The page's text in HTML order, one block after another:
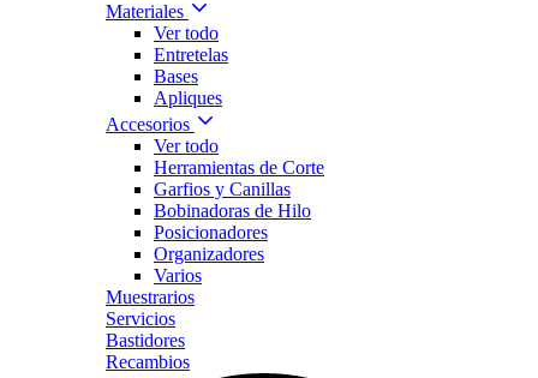
Materiales
Ver todo
Entretelas
Bases
Apliques
Accesorios
Ver todo
Herramientas de Corte
Garfios y Canillas
Bobinadoras de Hilo
Posicionadores
Organizadores
Varios
Muestrarios
Servicios
Bastidores
Recambios